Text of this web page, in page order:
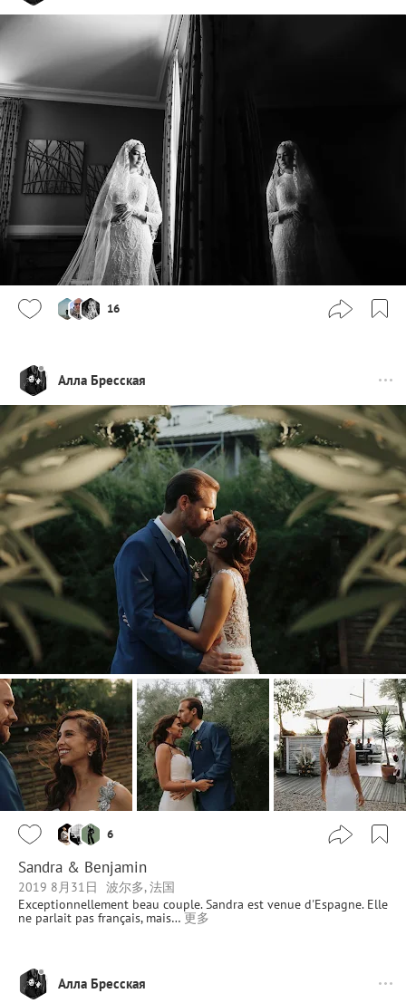
16
Алла Бресская
6
Sandra & Benjamin
2019 8月31日
波尔多, 法国
Exceptionnellement beau couple. Sandra est venue d'Espagne. Elle
ne parlait pas français, mais… 更多
Алла Бресская